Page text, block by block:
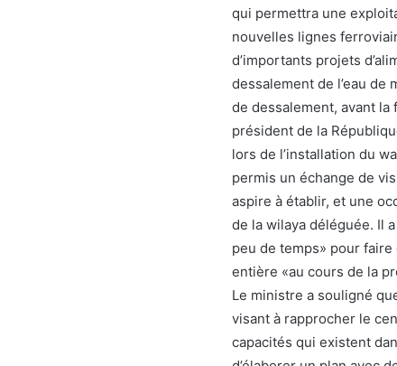
qui permettra une
nouvelles lignes
d’importants projets
dessalement de l’eau de
de dessalement, avant la
président de la
lors de l’installation du
permis un échange de
aspire à établir, et une
de la wilaya déléguée. Il
peu de temps» pour
entière «au cours de la
Le ministre a souligné
visant à rapprocher le
capacités qui existent